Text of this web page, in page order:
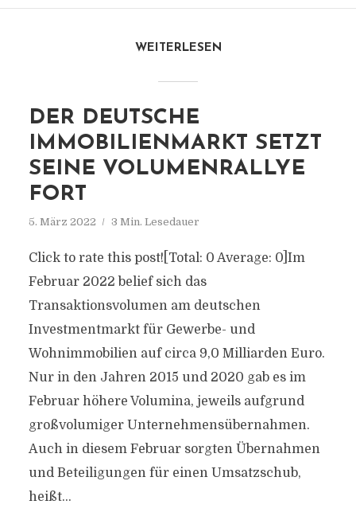
WEITERLESEN
DER DEUTSCHE
IMMOBILIENMARKT SETZT
SEINE VOLUMENRALLYE
FORT
5. März 2022 3 Min. Lesedauer
Click to rate this post![Total: 0 Average: 0]Im
Februar 2022 belief sich das
Transaktionsvolumen am deutschen
Investmentmarkt für Gewerbe- und
Wohnimmobilien auf circa 9,0 Milliarden Euro.
Nur in den Jahren 2015 und 2020 gab es im
Februar höhere Volumina, jeweils aufgrund
großvolumiger Unternehmensübernahmen.
Auch in diesem Februar sorgten Übernahmen
und Beteiligungen für einen Umsatzschub,
heißt...